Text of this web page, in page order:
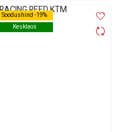
Soodushind -19%
Kesklaos
Soodushind -19%
Kesklaos